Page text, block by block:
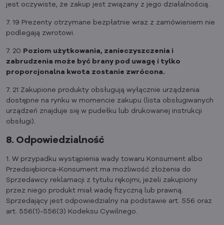
jest oczywiste, że zakup jest związany z jego działalnością.
7. 19 Prezenty otrzymane bezpłatnie wraz z zamówieniem nie
podlegają zwrotowi.
7. 20 Poziom użytkowania, zanieczyszczenia i
zabrudzenia może być brany pod uwagę i tylko
proporcjonalna kwota zostanie zwrócona.
7. 21 Zakupione produkty obsługują wyłącznie urządzenia
dostępne na rynku w momencie zakupu (lista obsługiwanych
urządzeń znajduje się w pudełku lub drukowanej instrukcji
obsługi).
8. Odpowiedzialność
1. W przypadku wystąpienia wady towaru Konsument albo
Przedsiębiorca-Konsument ma możliwość złożenia do
Sprzedawcy reklamacji z tytułu rękojmi, jeżeli zakupiony
przez niego produkt miał wadę fizyczną lub prawną.
Sprzedający jest odpowiedzialny na podstawie art. 556 oraz
art. 556(1)-556(3) Kodeksu Cywilnego.